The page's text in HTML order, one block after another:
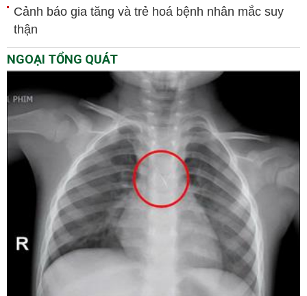
Cảnh báo gia tăng và trẻ hoá bệnh nhân mắc suy
thận
NGOẠI TỔNG QUÁT